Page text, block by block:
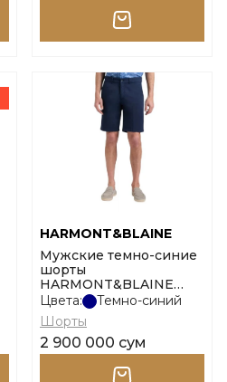
HARMONT&BLAINE
Мужские темно-синие
шорты
HARMONT&BLAINE
Bermuda Basico размер
48
Цвета:
Темно-синий
Шорты
2 900 000 сум